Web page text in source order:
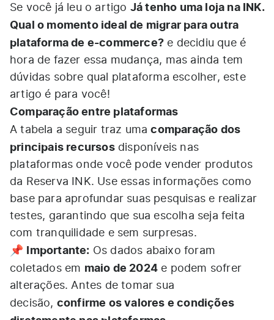
Se você já leu o artigo Já tenho uma loja na INK.
Qual o momento ideal de migrar para outra
plataforma de e-commerce? e decidiu que é
hora de fazer essa mudança, mas ainda tem
dúvidas sobre qual plataforma escolher, este
artigo é para você!
Comparação entre plataformas
A tabela a seguir traz umacomparação dos
principais recursosdisponíveis nas
plataformas onde você pode vender produtos
da Reserva INK. Use essas informações como
base para aprofundar suas pesquisas e realizar
testes, garantindo que sua escolha seja feita
com tranquilidade e sem surpresas.
📌 Importante: Os dados abaixo foram
coletados em maio de 2024 e podem sofrer
alterações. Antes de tomar sua
decisão, confirme os valores e condições